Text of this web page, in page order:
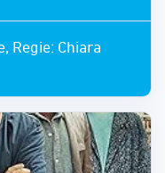
Regie: Chiara